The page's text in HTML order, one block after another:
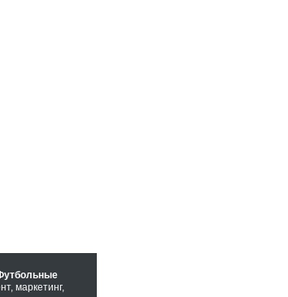
маркетинг,